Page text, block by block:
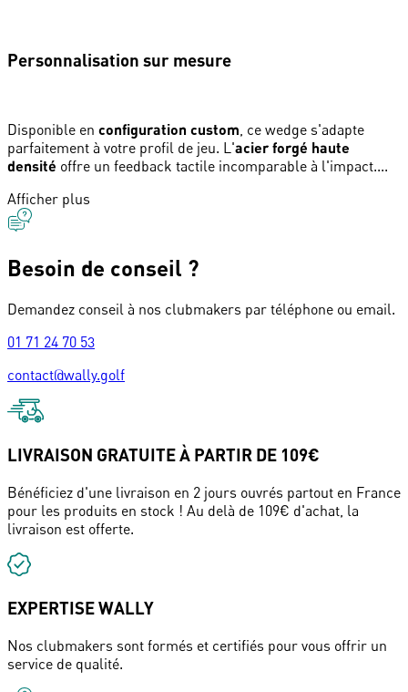
Personnalisation sur mesure
Disponible en configuration custom, ce wedge s'adapte
parfaitement à votre profil de jeu. L'acier forgé haute
densité offre un feedback tactile incomparable à l'impact....
Afficher plus
Besoin de conseil ?
Demandez conseil à nos clubmakers par téléphone ou email.
01 71 24 70 53
contact@wally.golf
LIVRAISON GRATUITE À PARTIR DE 109€
Bénéficiez d'une livraison en 2 jours ouvrés partout en France
pour les produits en stock ! Au delà de 109€ d'achat, la
livraison est offerte.
EXPERTISE WALLY
Nos clubmakers sont formés et certifiés pour vous offrir un
service de qualité.